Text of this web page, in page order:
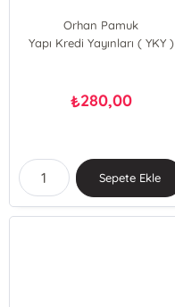
Orhan Pamuk
Yapı Kredi Yayınları ( YKY )
₺280,00
Sepete Ekle